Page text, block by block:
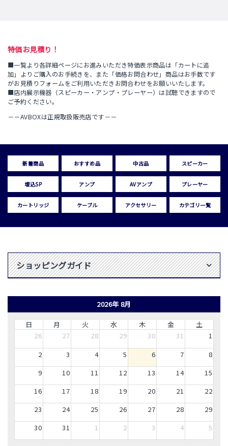
特価お見積り！
■一覧より各詳細ページにお進みいただき特価表示商品は「カートに追
加」よりご購入のお手続きを、また「価格お問合わせ」商品はお手数です
がお見積りフォームをご利用いただきお問合わせをお願いいたします。
■店内展示機器（スピーカー・アンプ・プレーヤー）は試聴できますので
ご予約ください。
－－AVBOXは正規取扱販売店です－－
新着商品 おすすめ品 中古品 スピーカー
埋込SP アンプ AVアンプ プレーヤー
カートリッジ ケーブル アクセサリー カテゴリ一覧
ショッピングガイド
2026年 8月
日 月 火 水 木 金
土
26
27 28 29 30 31
1
2
3 4 5 6 7
8
9
10 11 12 13 14
15
16
17 18 19 20 21
22
23
24 25 26 27 28
29
30
31 1 2 3 4 5